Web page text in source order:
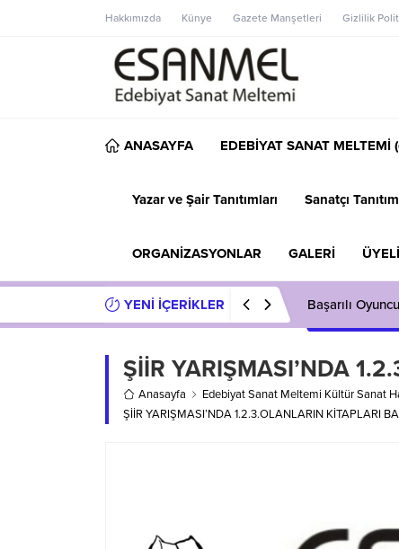
Hakkımızda Künye Gazete Manşetleri Gizlilik
ANASAYFA EDEBİYAT SANAT MELTEMİ
Yazar ve Şair Tanıtımları Sanatçı
ORGANİZASYONLAR GALERİ
YENİ İÇERİKLER Başarılı
ŞİİR YARIŞMASI’NDA
Anasayfa Edebiyat Sanat Meltemi Kültür Sanat
ŞİİR YARIŞMASI’NDA 1.2.3.OLANLARIN KİTAPLARI